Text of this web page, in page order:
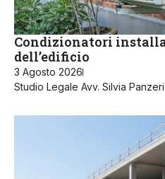
Condizionatori
dell’edificio
3 Agosto 2026
Studio Legale Avv. Silvia